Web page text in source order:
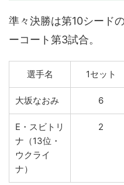
準々決勝は第10シード
ーコート第3試合。
選手名 1セット
大坂なおみ 6
E・スビトリ
ナ（13位・
ウクライ
ナ）
2